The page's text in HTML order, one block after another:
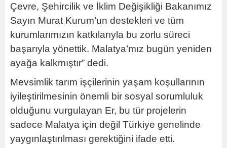
Çevre, Şehircilik ve İklim Değişikliği Bakanımız
Sayın Murat Kurum’un destekleri ve tüm
kurumlarımızın katkılarıyla bu zorlu süreci
başarıyla yönettik. Malatya’mız bugün yeniden
ayağa kalkmıştır” dedi.
Mevsimlik tarım işçilerinin yaşam koşullarının
iyileştirilmesinin önemli bir sosyal sorumluluk
olduğunu vurgulayan Er, bu tür projelerin
sadece Malatya için değil Türkiye genelinde
yaygınlaştırılması gerektiğini ifade etti.